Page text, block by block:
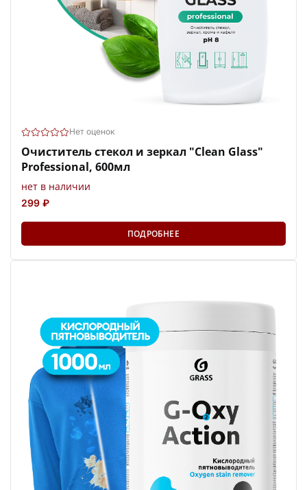
Нет оценок
Очиститель стекол и зеркал "Clean Glass"
Professional, 600мл
нет в наличии
299 ₽
ПОДРОБНЕЕ